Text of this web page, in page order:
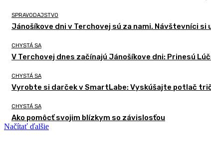
SPRAVODAJSTVO
Jánošíkove dni v Terchovej sú za nami. Návštevníci
CHYSTÁ SA
V Terchovej dnes začínajú Jánošíkove dni: Prinesú
CHYSTÁ SA
Vyrobte si darček v SmartLabe: Vyskúšajte potlač
CHYSTÁ SA
Ako pomôcť svojim blízkym so závislosťou
Načítať ďalšie